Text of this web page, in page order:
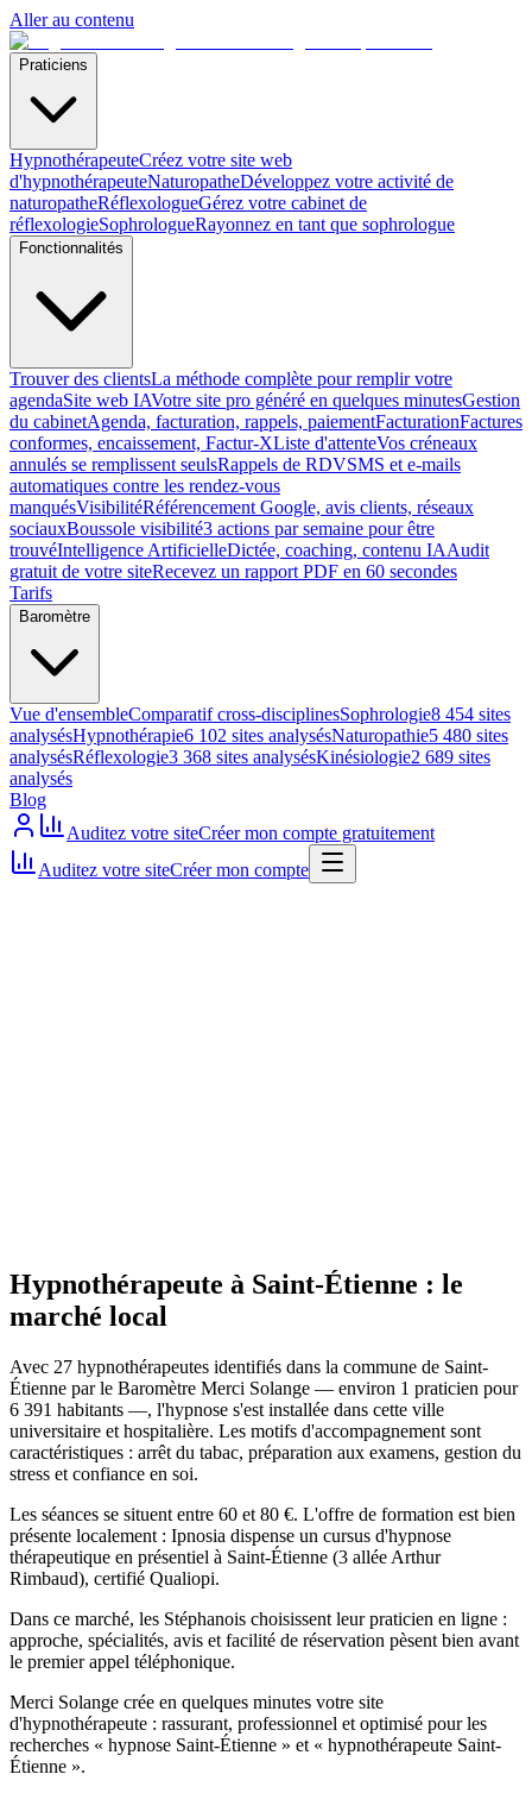
Aller au contenu
Praticiens
HypnothérapeuteCréez votre site web
d'hypnothérapeuteNaturopatheDéveloppez votre activité de
naturopatheRéflexologueGérez votre cabinet de
réflexologieSophrologueRayonnez en tant que sophrologue
Fonctionnalités
Trouver des clientsLa méthode complète pour remplir votre
agendaSite web IAVotre site pro généré en quelques minutesGestion
du cabinetAgenda, facturation, rappels, paiementFacturationFactures
conformes, encaissement, Factur-XListe d'attenteVos créneaux
annulés se remplissent seulsRappels de RDVSMS et e-mails
automatiques contre les rendez-vous
manquésVisibilitéRéférencement Google, avis clients, réseaux
sociauxBoussole visibilité3 actions par semaine pour être
trouvéIntelligence ArtificielleDictée, coaching, contenu IAAudit
gratuit de votre siteRecevez un rapport PDF en 60 secondes
Tarifs
Baromètre
Vue d'ensembleComparatif cross-disciplinesSophrologie8 454 sites
analysésHypnothérapie6 102 sites analysésNaturopathie5 480 sites
analysésRéflexologie3 368 sites analysésKinésiologie2 689 sites
analysés
Blog
Auditez votre siteCréer mon compte gratuitement
Auditez votre siteCréer mon compte
Hypnothérapeute à Saint-Étienne : le
marché local
Avec 27 hypnothérapeutes identifiés dans la commune de Saint-
Étienne par le Baromètre Merci Solange — environ 1 praticien pour
6 391 habitants —, l'hypnose s'est installée dans cette ville
universitaire et hospitalière. Les motifs d'accompagnement sont
caractéristiques : arrêt du tabac, préparation aux examens, gestion du
stress et confiance en soi.
Les séances se situent entre 60 et 80 €. L'offre de formation est bien
présente localement : Ipnosia dispense un cursus d'hypnose
thérapeutique en présentiel à Saint-Étienne (3 allée Arthur
Rimbaud), certifié Qualiopi.
Dans ce marché, les Stéphanois choisissent leur praticien en ligne :
approche, spécialités, avis et facilité de réservation pèsent bien avant
le premier appel téléphonique.
Merci Solange crée en quelques minutes votre site
d'hypnothérapeute : rassurant, professionnel et optimisé pour les
recherches « hypnose Saint-Étienne » et « hypnothérapeute Saint-
Étienne ».